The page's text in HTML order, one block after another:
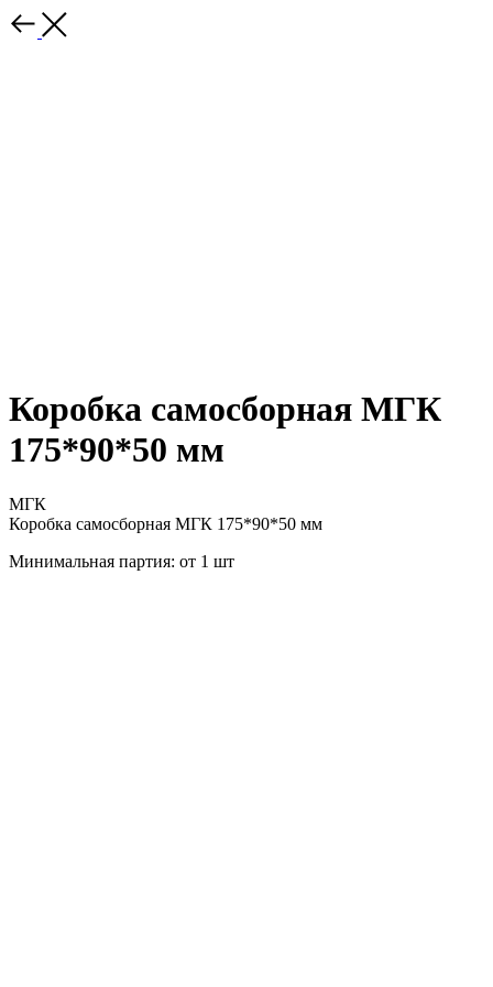
Коробка самосборная МГК
175*90*50 мм
МГК
Коробка самосборная МГК 175*90*50 мм
Минимальная партия: от 1 шт